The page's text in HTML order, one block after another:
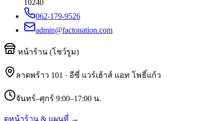
10240
062-179-9526
admin@factonation.com
หน้าร้าน (โชว์รูม)
ลาดพร้าว 101 · อีซี่ แวร์เฮ้าส์ แอท โพธิ์แก้ว
จันทร์–ศุกร์ 9:00–17:00 น.
ดูหน้าร้าน & แผนที่ →